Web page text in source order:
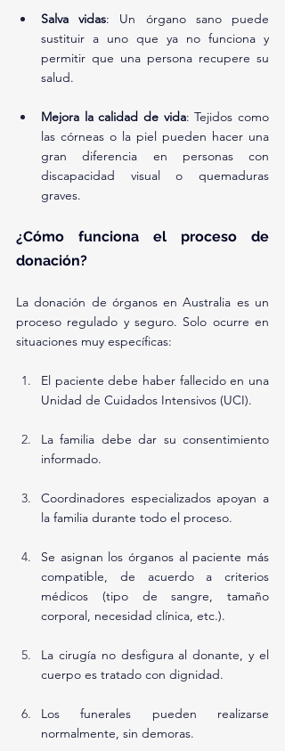
Salva vidas: Un órgano sano puede
sustituir a uno que ya no funciona y
permitir que una persona recupere su
salud.
Mejora la calidad de vida: Tejidos como
las córneas o la piel pueden hacer una
gran diferencia en personas con
discapacidad visual o quemaduras
graves.
¿Cómo funciona el proceso de
donación?
La donación de órganos en Australia es un
proceso regulado y seguro. Solo ocurre en
situaciones muy específicas:
El paciente debe haber fallecido en una
Unidad de Cuidados Intensivos (UCI).
La familia debe dar su consentimiento
informado.
Coordinadores especializados apoyan a
la familia durante todo el proceso.
Se asignan los órganos al paciente más
compatible, de acuerdo a criterios
médicos (tipo de sangre, tamaño
corporal, necesidad clínica, etc.).
La cirugía no desfigura al donante, y el
cuerpo es tratado con dignidad.
Los funerales pueden realizarse
normalmente, sin demoras.